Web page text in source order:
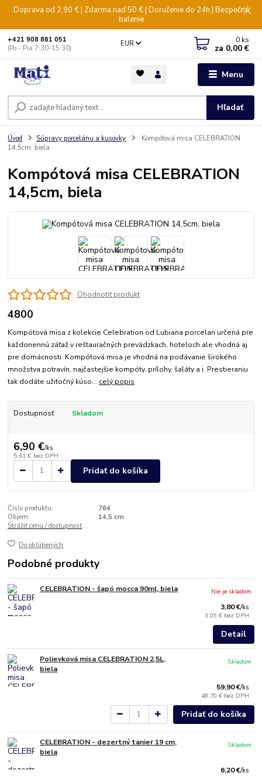
Doprava od 2,90 € | Zdarma nad 50 € | Doručenie do 24h | Bezpečné
balenie
Menu
EUR
Hľadať
+421 908 861 051
(Po - Pia 7:30-15:30)
0 ks
za 0,00 €
Úvod Súpravy porcelánu a kusovky
Kompótová misa CELEBRATION
14,5cm, biela
Kompótová misa CELEBRATION
14,5cm, biela
Ohodnotiť produkt
4800
Kompótová misa z kolekcie Celebration od Lubiana porcelan určená pre
každonennú záťaž v reštauračných prevádzkach, hoteloch ale vhodná aj
pre domácnosti. Kompótová misa je vhodná na podávanie širokého
množstva potravín, najčastejšie kompóty, prílohy, šaláty a i. Prestieraniu
tak dodáte užitočný kúso... celý popis
Dostupnosť Skladom
6,90 €/ks
5,61 € bez DPH
Pridať do košíka
Číslo produktu:
764
Objem:
14,5 cm
Strážiť cenu / dostupnosť
Do obľúbených
Podobné produkty
CELEBRATION - šapó mocca 90ml, biela
3,80 €/ks
3,09 € bez DPH
Nie je skladom
Detail
Polievková misa CELEBRATION 2,5L,
biela
59,90 €/ks
48,70 € bez DPH
Skladom
Pridať do košíka
CELEBRATION - dezertný tanier 19 cm,
biela
6,20 €/ks
Skladom